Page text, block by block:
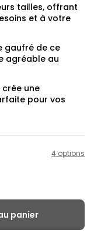
tailles, offrant
et à votre
gaufré de ce
agréable au
une
pour vos
4 options
panier